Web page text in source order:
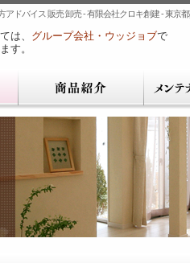
ドバイス 販売 卸売 - 有限会社クロキ創建 - 東京
は、 グループ会社・ウッジョブで
す。